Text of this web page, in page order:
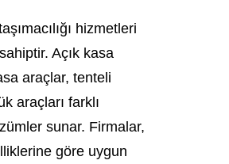
hizmetleri
Açık kasa
araçlar, tenteli
araçları farklı
sunar. Firmalar,
göre uygun